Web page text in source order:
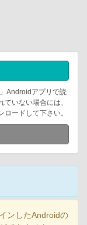
Androidアプリで読
いない場合には、
ードして下さい。
ンしたAndroidの